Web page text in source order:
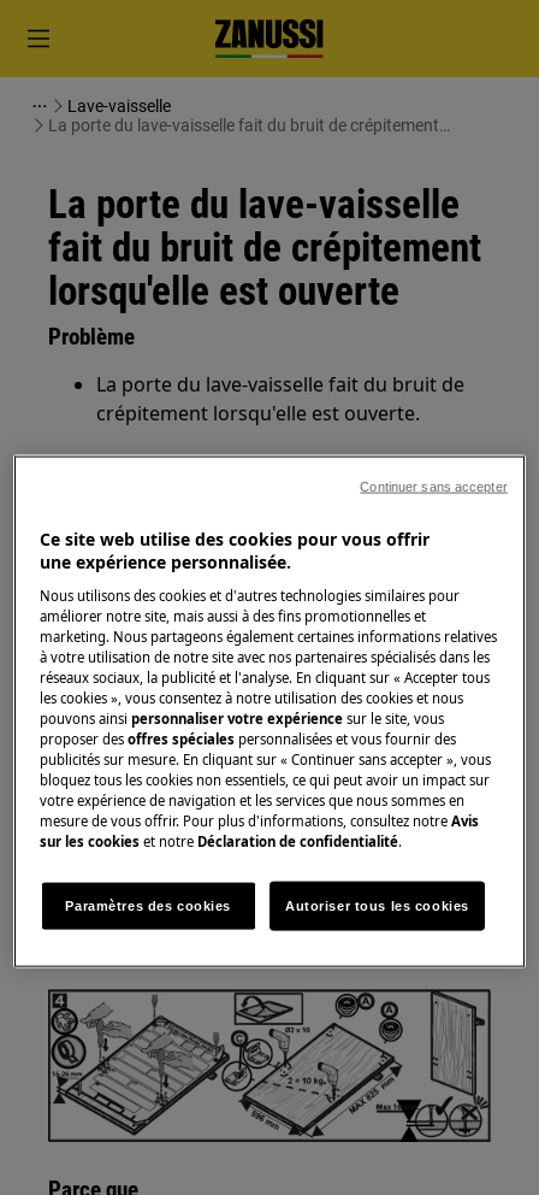
Lave-vaisselle
La porte du lave-vaisselle fait du bruit de crépitement
La porte du lave-vaisselle
fait du bruit de crépitement
lorsqu'elle est ouverte
Problème
La porte du lave-vaisselle fait du bruit de
crépitement lorsqu'elle est ouverte.
Solution
Vérifiez que le panneau du meuble est
correctement monté et répond aux
spécifications conformément aux
instructions d'installation.
Vérifiez si le panneau de meuble passe
librement entre les armoires de cuisine.
Veuillez contacter notre service après-
vente pour un rendez-vous.
Si les suggestions ci-dessus n'ont pas résolu le
problème, nous vous recommandons de
Ce site web utilise des cookies pour vous offrir
une expérience personnalisée.
Nous utilisons des cookies et d'autres technologies similaires pour
améliorer notre site, mais aussi à des fins promotionnelles et
marketing. Nous partageons également certaines informations relatives
à votre utilisation de notre site avec nos partenaires spécialisés dans les
réseaux sociaux, la publicité et l'analyse. En cliquant sur « Accepter tous
les cookies », vous consentez à notre utilisation des cookies et nous
pouvons ainsipersonnaliser votre expériencesur le site, vous
proposer desoffres spéciales personnalisées et vous fournir des
publicités sur mesure. En cliquant sur « Continuer sans accepter », vous
bloquez tous les cookies non essentiels, ce qui peut avoir un impact sur
votre expérience de navigation et les services que nous sommes en
mesure de vous offrir. Pour plus d'informations, consultez notreAvis
sur les cookies et notre Déclaration de confidentialité.
Paramètres des cookies Autoriser tous les cookies
Continuer sans accepter